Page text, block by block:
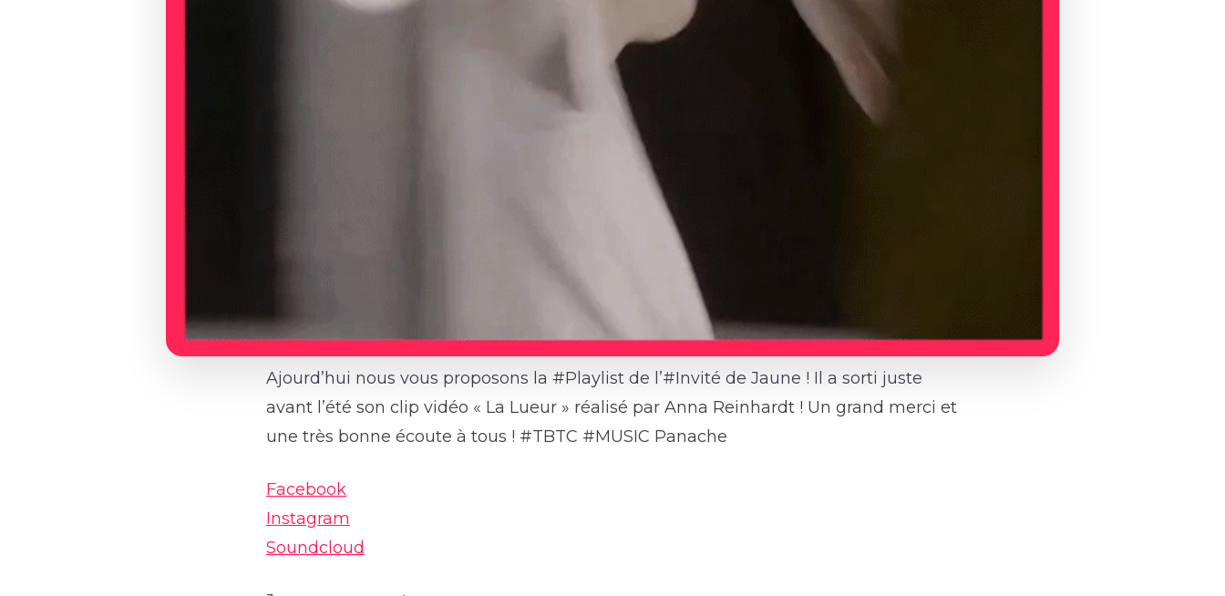
Ajourd’hui nous vous proposons la #Playlist de l’#Invité de Jaune ! Il a sorti juste
avant l’été son clip vidéo « La Lueur » réalisé par Anna Reinhardt ! Un grand merci et
une très bonne écoute à tous ! #TBTC #MUSIC Panache
Facebook
Instagram
Soundcloud